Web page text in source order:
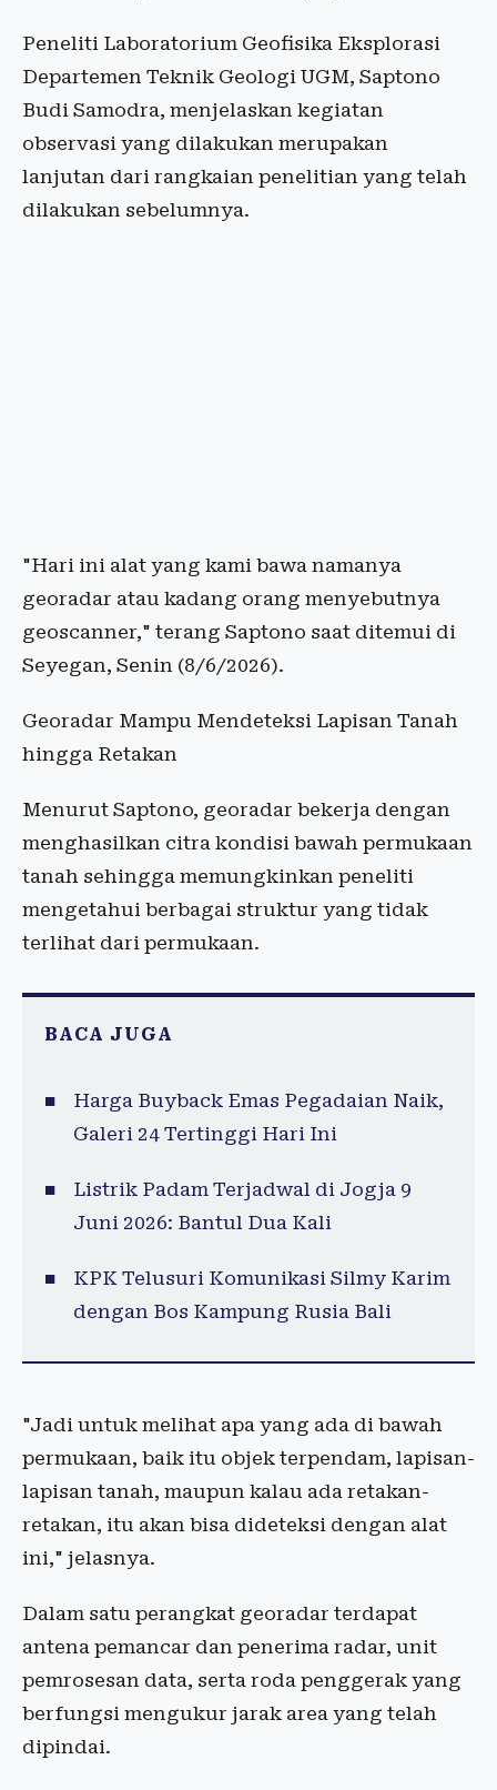
Peneliti Laboratorium Geofisika Eksplorasi
Departemen Teknik Geologi UGM, Saptono
Budi Samodra, menjelaskan kegiatan
observasi yang dilakukan merupakan
lanjutan dari rangkaian penelitian yang telah
dilakukan sebelumnya.
"Hari ini alat yang kami bawa namanya
georadar atau kadang orang menyebutnya
geoscanner," terang Saptono saat ditemui di
Seyegan, Senin (8/6/2026).
Georadar Mampu Mendeteksi Lapisan Tanah
hingga Retakan
Menurut Saptono, georadar bekerja dengan
menghasilkan citra kondisi bawah permukaan
tanah sehingga memungkinkan peneliti
mengetahui berbagai struktur yang tidak
terlihat dari permukaan.
BACA JUGA
Harga Buyback Emas Pegadaian Naik,
Galeri 24 Tertinggi Hari Ini
Listrik Padam Terjadwal di Jogja 9
Juni 2026: Bantul Dua Kali
KPK Telusuri Komunikasi Silmy Karim
dengan Bos Kampung Rusia Bali
"Jadi untuk melihat apa yang ada di bawah
permukaan, baik itu objek terpendam, lapisan-
lapisan tanah, maupun kalau ada retakan-
retakan, itu akan bisa dideteksi dengan alat
ini," jelasnya.
Dalam satu perangkat georadar terdapat
antena pemancar dan penerima radar, unit
pemrosesan data, serta roda penggerak yang
berfungsi mengukur jarak area yang telah
dipindai.